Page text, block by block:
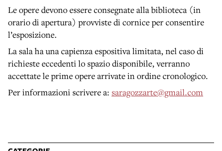
Le opere devono essere consegnate alla biblioteca (in
orario di apertura) provviste di cornice per consentire
l’esposizione.
La sala ha una capienza espositiva limitata, nel caso di
richieste eccedenti lo spazio disponibile, verranno
accettate le prime opere arrivate in ordine cronologico.
Per informazioni scrivere a: saragozzarte@gmail.com